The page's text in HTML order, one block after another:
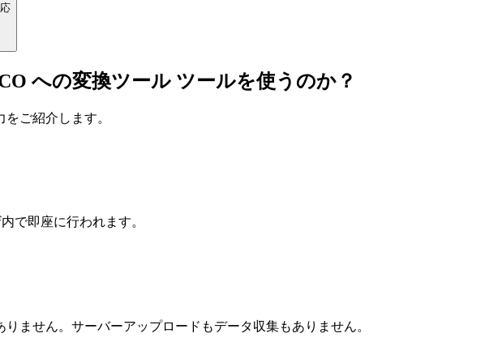
への変換ツール ツールを使うのか？
ご紹介します。
で即座に行われます。
ません。サーバーアップロードもデータ収集もありません。